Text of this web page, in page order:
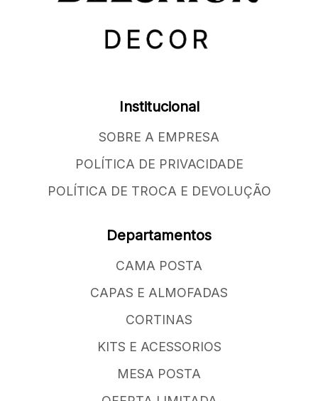
Institucional
SOBRE A EMPRESA
POLÍTICA DE PRIVACIDADE
POLÍTICA DE TROCA E DEVOLUÇÃO
Departamentos
CAMA POSTA
CAPAS E ALMOFADAS
CORTINAS
KITS E ACESSORIOS
MESA POSTA